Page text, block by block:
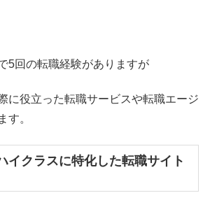
5回の転職経験がありますが
に役立った転職サービスや転職エージ
す。
イクラスに特化した転職サイト